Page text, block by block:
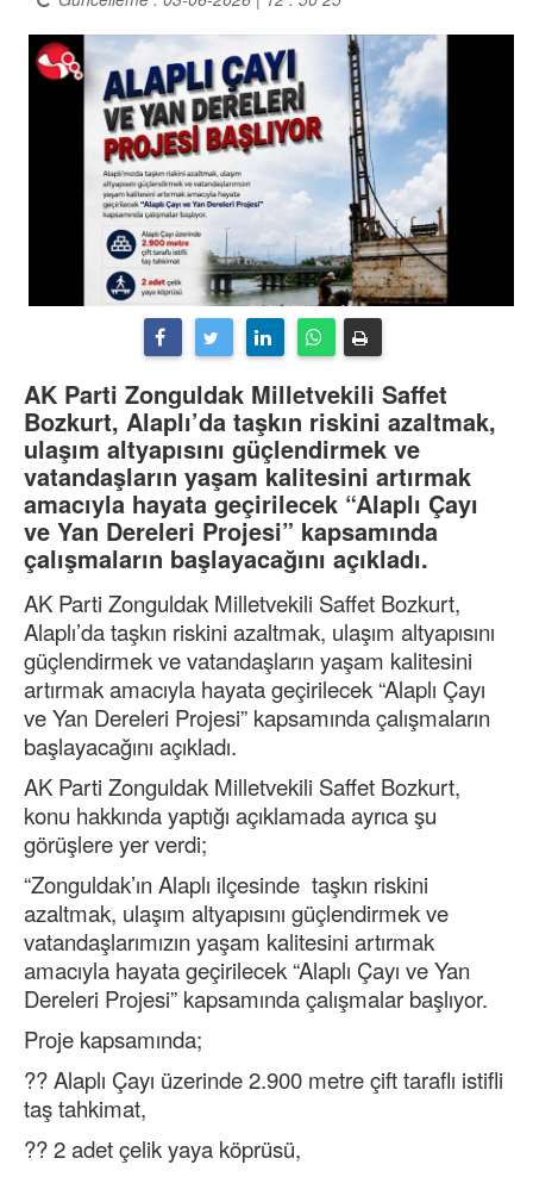
AK Parti Zonguldak Milletvekili Saffet
Bozkurt, Alaplı’da taşkın riskini azaltmak,
ulaşım altyapısını güçlendirmek ve
vatandaşların yaşam kalitesini artırmak
amacıyla hayata geçirilecek “Alaplı Çayı
ve Yan Dereleri Projesi” kapsamında
çalışmaların başlayacağını açıkladı.
AK Parti Zonguldak Milletvekili Saffet Bozkurt,
Alaplı’da taşkın riskini azaltmak, ulaşım altyapısını
güçlendirmek ve vatandaşların yaşam kalitesini
artırmak amacıyla hayata geçirilecek “Alaplı Çayı
ve Yan Dereleri Projesi” kapsamında çalışmaların
başlayacağını açıkladı.
AK Parti Zonguldak Milletvekili Saffet Bozkurt,
konu hakkında yaptığı açıklamada ayrıca şu
görüşlere yer verdi;
“Zonguldak’ın Alaplı ilçesinde taşkın riskini
azaltmak, ulaşım altyapısını güçlendirmek ve
vatandaşlarımızın yaşam kalitesini artırmak
amacıyla hayata geçirilecek “Alaplı Çayı ve Yan
Dereleri Projesi” kapsamında çalışmalar başlıyor.
Proje kapsamında;
?? Alaplı Çayı üzerinde 2.900 metre çift taraflı istifli
taş tahkimat,
?? 2 adet çelik yaya köprüsü,